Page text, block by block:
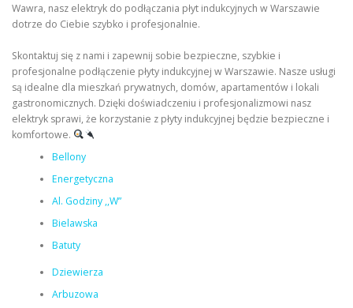
Wawra, nasz elektryk do podłączania płyt indukcyjnych w Warszawie
dotrze do Ciebie szybko i profesjonalnie.
Skontaktuj się z nami i zapewnij sobie bezpieczne, szybkie i
profesjonalne podłączenie płyty indukcyjnej w Warszawie. Nasze usługi
są idealne dla mieszkań prywatnych, domów, apartamentów i lokali
gastronomicznych. Dzięki doświadczeniu i profesjonalizmowi nasz
elektryk sprawi, że korzystanie z płyty indukcyjnej będzie bezpieczne i
komfortowe.
Bellony
Energetyczna
Al. Godziny ,,W”
Bielawska
Batuty
Dziewierza
Arbuzowa